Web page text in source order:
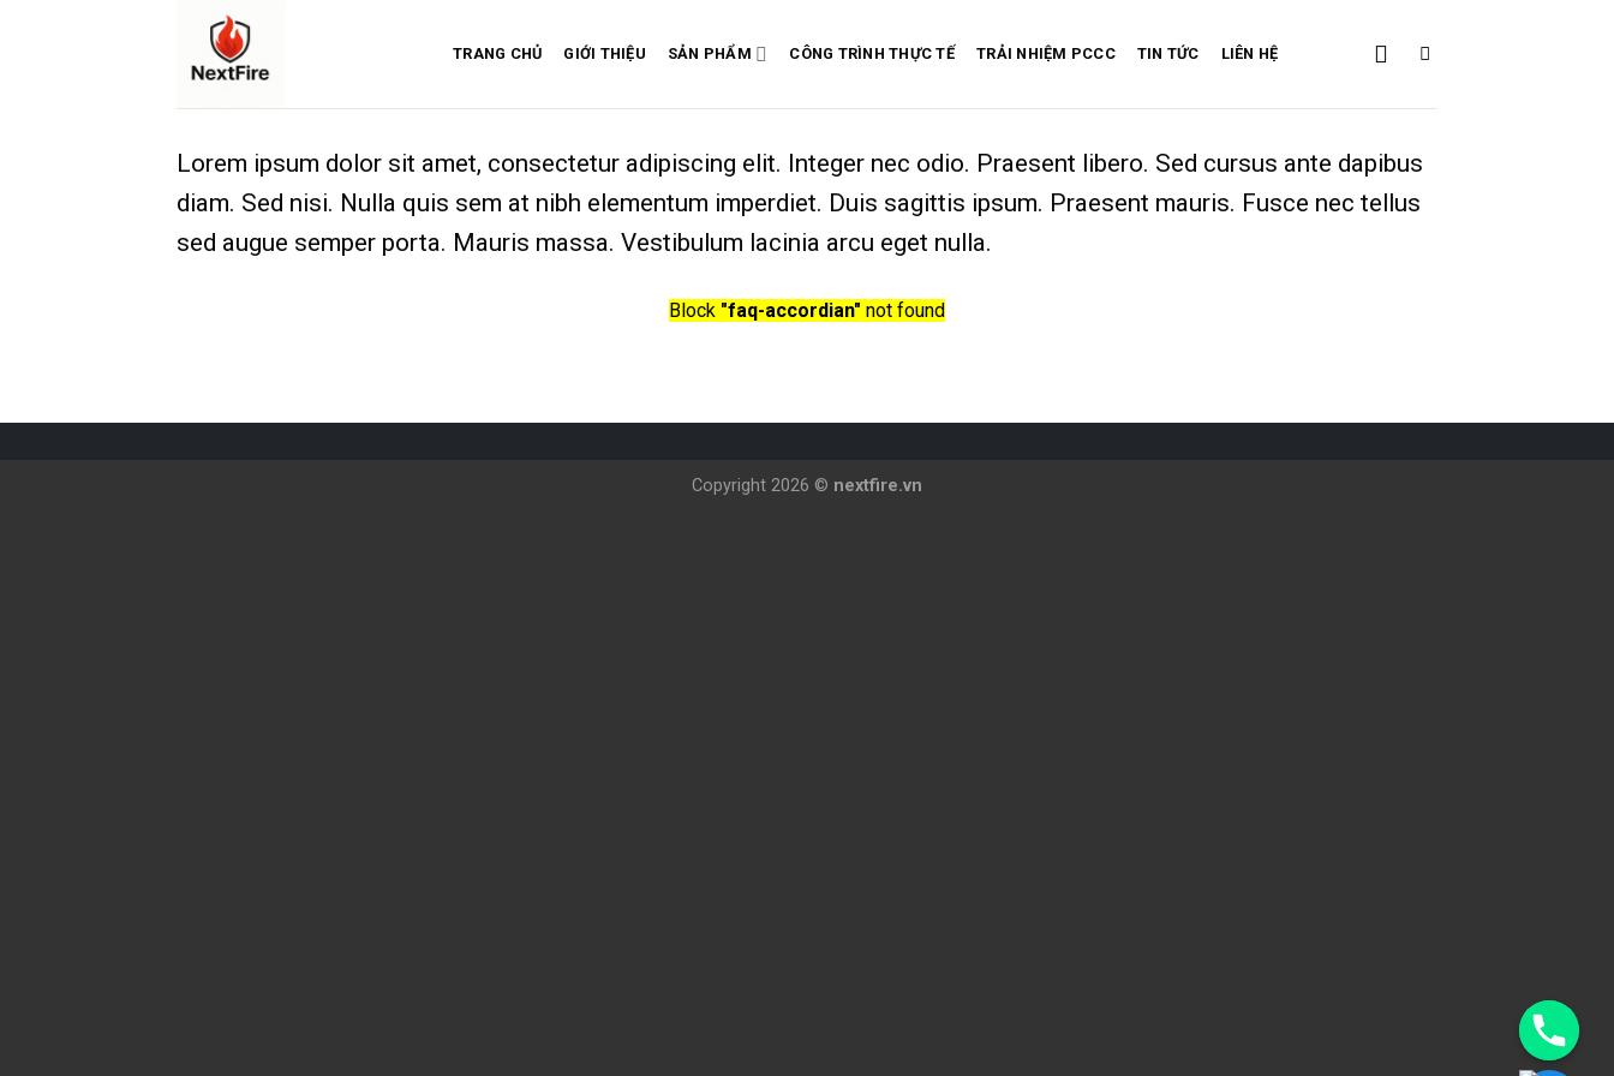
TRANG CHỦ GIỚI THIỆU SẢN PHẨM CÔNG TRÌNH THỰC TẾ TRẢI NHIỆM PCCC TIN TỨC LIÊN HỆ
Lorem ipsum dolor sit amet, consectetur adipiscing elit. Integer nec odio. Praesent libero. Sed cursus ante dapibus
diam. Sed nisi. Nulla quis sem at nibh elementum imperdiet. Duis sagittis ipsum. Praesent mauris. Fusce nec tellus
sed augue semper porta. Mauris massa. Vestibulum lacinia arcu eget nulla.
Block "faq-accordian" not found
Copyright 2026 © nextfire.vn